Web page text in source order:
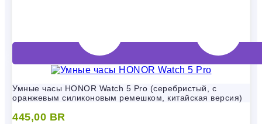
Умные часы HONOR Watch 5 Pro (серебристый, с
оранжевым силиконовым ремешком, китайская версия)
445,00 BR